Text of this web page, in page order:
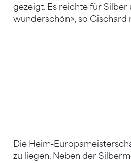
gezeigt. Es reichte für Silber
wunderschön», so Gischard
Die Heim-
zu liegen. Neben der